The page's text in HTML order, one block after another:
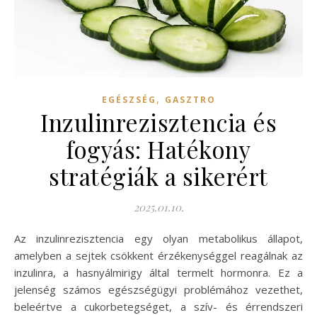
EGÉSZSÉG , GASZTRO
Inzulinrezisztencia és
fogyás: Hatékony
stratégiák a sikerért
2025.01.10.
Az inzulinrezisztencia egy olyan metabolikus állapot,
amelyben a sejtek csökkent érzékenységgel reagálnak az
inzulinra, a hasnyálmirigy által termelt hormonra. Ez a
jelenség számos egészségügyi problémához vezethet,
beleértve a cukorbetegséget, a szív- és érrendszeri